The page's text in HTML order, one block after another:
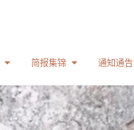
简报集锦 通知通告